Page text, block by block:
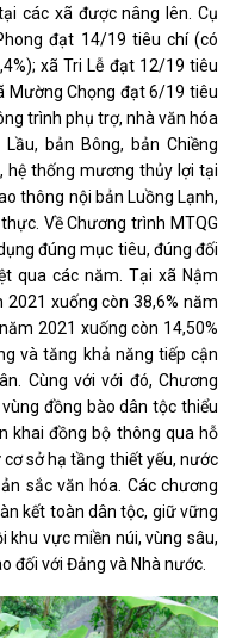
các xã được nâng lên. Cụ
đạt 14/19 tiêu chí (có
xã Tri Lễ đạt 12/19 tiêu
Mường Chọng đạt 6/19 tiêu
trình phụ trợ, nhà văn hóa
bản Bông, bản Chiềng
hệ thống mương thủy lợi tại
thông nội bản Luồng Lạnh,
Về Chương trình MTQG
đúng mục tiêu, đúng đối
qua các năm. Tại xã Nậm
xuống còn 38,6% năm
2021 xuống còn 14,50%
và tăng khả năng tiếp cận
Cùng với với đó, Chương
đồng bào dân tộc thiểu
khai đồng bộ thông qua hỗ
sở hạ tầng thiết yếu, nước
sắc văn hóa. Các chương
kết toàn dân tộc, giữ vững
vực miền núi, vùng sâu,
đối với Đảng và Nhà nước.